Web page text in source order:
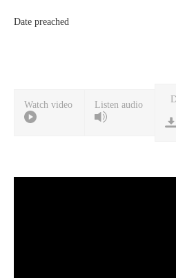
Date preached
Watch video Listen audio